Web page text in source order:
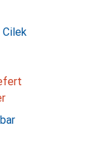
Cilek